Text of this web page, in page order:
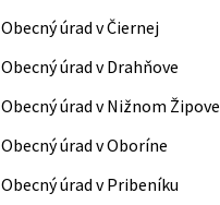
Obecný úrad v Čiernej
Obecný úrad v Drahňove
Obecný úrad v Nižnom Žipove
Obecný úrad v Oboríne
Obecný úrad v Pribeníku